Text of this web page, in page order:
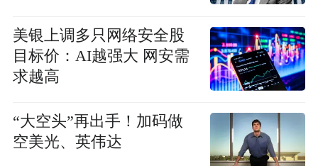
美银上调多只网络安全股
目标价：AI越强大 网安需
求越高
“大空头”再出手！加码做
空美光、英伟达